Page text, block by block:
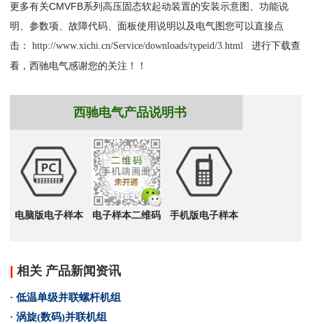
更多有关CMVFB系列高压固态软起动装置的安装示意图、功能说
明、参数项、故障代码、面板使用说明以及电气图您可以直接点
击：http://www.xichi.cn/Service/downloads/typeid/3.html 进行下载查
看，西驰电气感谢您的关注！！
西驰电气产品说明书
电脑版电子样本 电子样本二维码 手机版电子样本
相关 产品新闻资讯
· 低温单级并联螺杆机组
· 涡旋(数码)并联机组